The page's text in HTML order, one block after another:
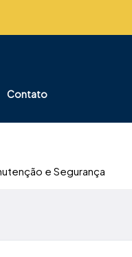
Contato
e Segurança